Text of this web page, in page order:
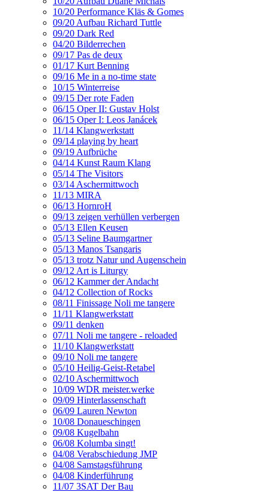
10/20 Performance Kläs & Gomes
09/20 Aufbau Richard Tuttle
09/20 Dark Red
04/20 Bilderrechen
09/17 Pas de deux
01/17 Kurt Benning
09/16 Me in a no-time state
10/15 Winterreise
09/15 Der rote Faden
06/15 Oper II: Gustav Holst
06/15 Oper I: Leos Janácek
11/14 Klangwerkstatt
09/14 playing by heart
09/19 Aufbrüche
04/14 Kunst Raum Klang
05/14 The Visitors
03/14 Aschermittwoch
11/13 MIRA
06/13 HornroH
09/13 zeigen verhüllen verbergen
05/13 Ellen Keusen
05/13 Seline Baumgartner
05/13 Manos Tsangaris
05/13 trotz Natur und Augenschein
09/12 Art is Liturgy
06/12 Kammer der Andacht
04/12 Collection of Rocks
08/11 Finissage Noli me tangere
11/11 Klangwerkstatt
09/11 denken
07/11 Noli me tangere - reloaded
11/10 Klangwerkstatt
09/10 Noli me tangere
05/10 Heilig-Geist-Retabel
02/10 Aschermittwoch
10/09 WDR meister.werke
09/09 Hinterlassenschaft
06/09 Lauren Newton
10/08 Donaueschingen
09/08 Kugelbahn
06/08 Kolumba singt!
04/08 Verabschiedung JMP
04/08 Samstagsführung
04/08 Kinderführung
11/07 3SAT Der Bau